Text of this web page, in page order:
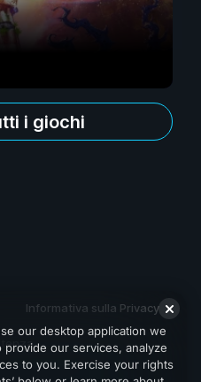
i giochi
Informativa sulla Privacy
our desktop application we
our services, analyze
to you. Exercise your rights